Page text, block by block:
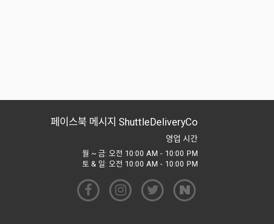
페이스북 메시지 ShuttleDeliveryCo
영업 시간
월 ~ 금: 오전 10:00 AM - 10:00 PM
토 & 일: 오전 10:00 AM - 10:00 PM